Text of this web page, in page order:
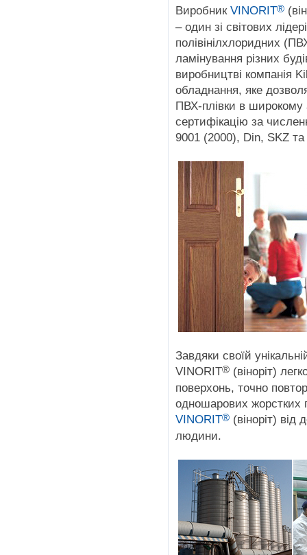
Виробник VINORIT®
– один зі світових
полівінілхлоридних
ламінування різних
виробництві компанія
обладнання, яке
ПВХ-плівки в широкому
сертифікацію за
9001 (2000), Din, SKZ та
Завдяки своїй
VINORIT® (віноріт)
поверхонь, точно
одношарових жорстких
VINORIT® (віноріт) від
людини.